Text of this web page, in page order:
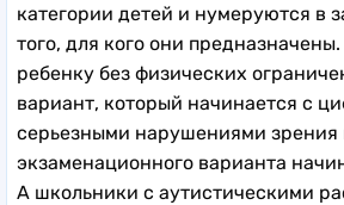
категории детей и нумеруются в
того, для кого они
ребенку без физических
вариант, который начинается с
серьезными нарушениями зрения
экзаменационного варианта
А школьники с аутистическими